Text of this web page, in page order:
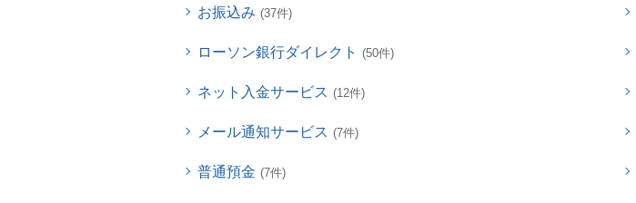
お振込み (37件)
ローソン銀行ダイレクト (50件)
ネット入金サービス (12件)
メール通知サービス (7件)
普通預金 (7件)